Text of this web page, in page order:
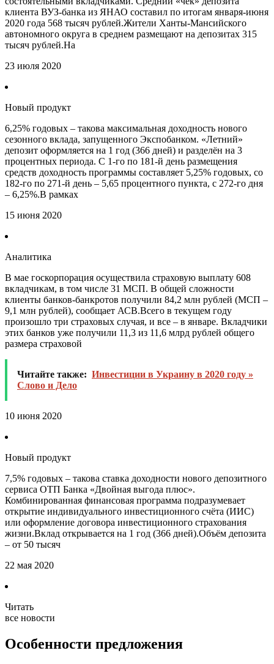
клиента ВУЗ-банка из ЯНАО составил по итогам января-июня
2020 года 568 тысяч рублей.Жители Ханты-Мансийского
автономного округа в среднем размещают на депозитах 315
тысяч рублей.На
23 июля 2020
Новый продукт
6,25% годовых – такова максимальная доходность нового
сезонного вклада, запущенного Экспобанком. «Летний»
депозит оформляется на 1 год (366 дней) и разделён на 3
процентных периода. С 1-го по 181-й день размещения
средств доходность программы составляет 5,25% годовых, со
182-го по 271-й день – 5,65 процентного пункта, с 272-го дня
– 6,25%.В рамках
15 июня 2020
Аналитика
В мае госкорпорация осуществила страховую выплату 608
вкладчикам, в том числе 31 МСП. В общей сложности
клиенты банков-банкротов получили 84,2 млн рублей (МСП –
9,1 млн рублей), сообщает АСВ.Всего в текущем году
произошло три страховых случая, и все – в январе. Вкладчики
этих банков уже получили 11,3 из 11,6 млрд рублей общего
размера страховой
Читайте также: Инвестиции в Украину в 2020 году »
Слово и Дело
10 июня 2020
Новый продукт
7,5% годовых – такова ставка доходности нового депозитного
сервиса ОТП Банка «Двойная выгода плюс».
Комбинированная финансовая программа подразумевает
открытие индивидуального инвестиционного счёта (ИИС)
или оформление договора инвестиционного страхования
жизни.Вклад открывается на 1 год (366 дней).Объём депозита
– от 50 тысяч
22 мая 2020
Читать
все новости
Особенности предложения